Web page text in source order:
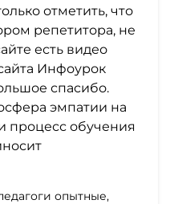
отметить, что
репетитора, не
есть видео
Инфоурок
спасибо.
эмпатии на
процесс обучения
опытные,